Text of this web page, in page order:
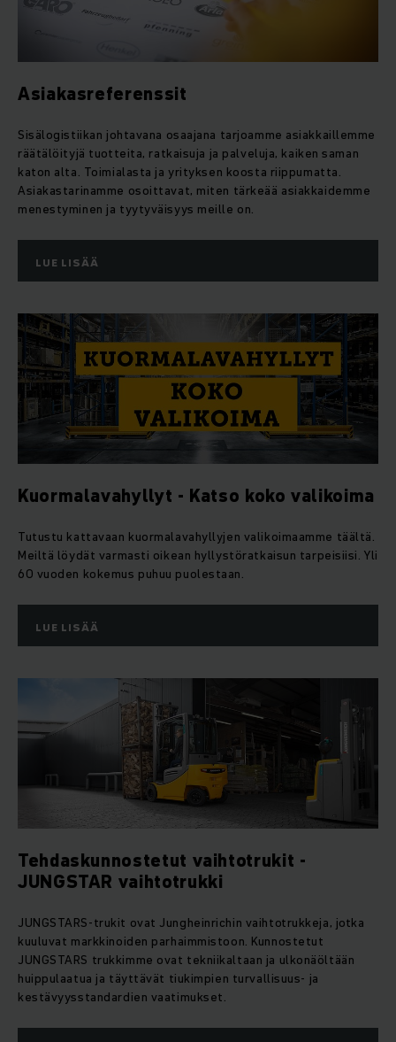
Asiakasreferenssit
Sisälogistiikan johtavana osaajana tarjoamme asiakkaillemme
räätälöityjä tuotteita, ratkaisuja ja palveluja, kaiken saman
katon alta. Toimialasta ja yrityksen koosta riippumatta.
Asiakastarinamme osoittavat, miten tärkeää asiakkaidemme
menestyminen ja tyytyväisyys meille on.
LUE LISÄÄ
Kuormalavahyllyt - Katso koko valikoima
Tutustu kattavaan kuormalavahyllyjen valikoimaamme täältä.
Meiltä löydät varmasti oikean hyllystöratkaisun tarpeisiisi. Yli
60 vuoden kokemus puhuu puolestaan.
LUE LISÄÄ
Tehdaskunnostetut vaihtotrukit -
JUNGSTAR vaihtotrukki
JUNGSTARS-trukit ovat Jungheinrichin vaihtotrukkeja, jotka
kuuluvat markkinoiden parhaimmistoon. Kunnostetut
JUNGSTARS trukkimme ovat tekniikaltaan ja ulkonäöltään
huippulaatua ja täyttävät tiukimpien turvallisuus- ja
kestävyysstandardien vaatimukset.